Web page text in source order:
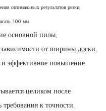
оптимальных результатов резки;
100 мм.
основной пилы,
от ширины доски,
и эффективное повышение
целиком после
к точности.